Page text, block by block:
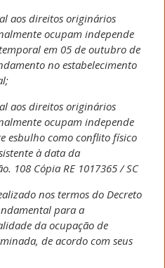
aos direitos originários
ocupam independe
em 05 de outubro de
no estabelecimento
aos direitos originários
ocupam independe
esbulho como conflito físico
à data da
108 Cópia RE 1017365 / SC
nos termos do Decreto
para a
da ocupação de
de acordo com seus